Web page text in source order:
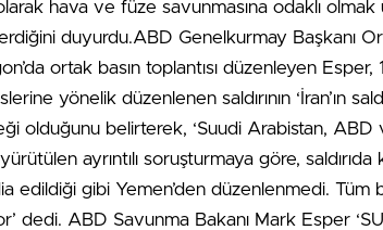
hava ve füze savunmasına odaklı
duyurdu.ABD Genelkurmay Başkanı
ortak basın toplantısı düzenleyen Esper,
yönelik düzenlenen saldırının ‘İran’ın
olduğunu belirterek, ‘Suudi Arabistan,
ayrıntılı soruşturmaya göre, saldırıda
edildiği gibi Yemen’den düzenlenmedi. Tüm
dedi. ABD Savunma Bakanı Mark Esper